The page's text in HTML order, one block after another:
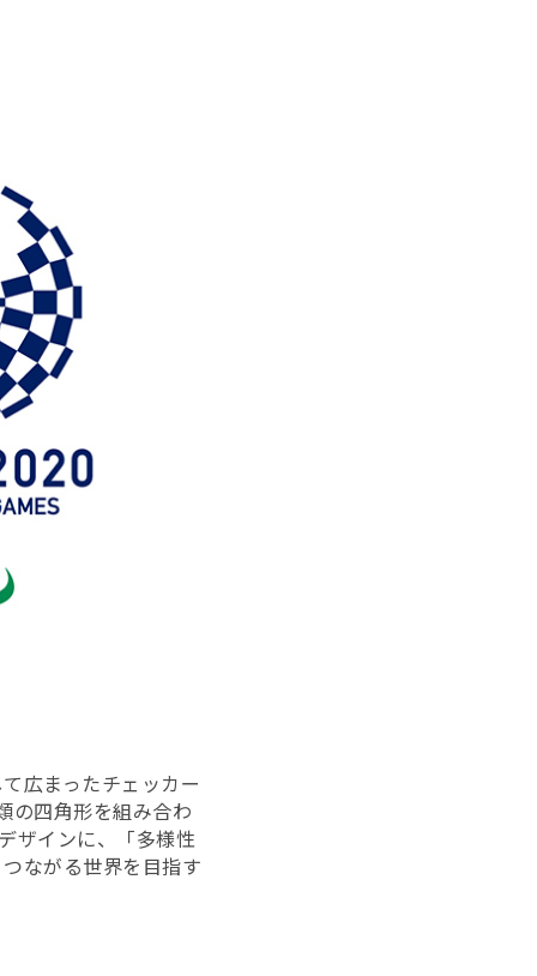
広まったチェッカー
の四角形を組み合わ
ザインに、「多様性
ながる世界を目指す